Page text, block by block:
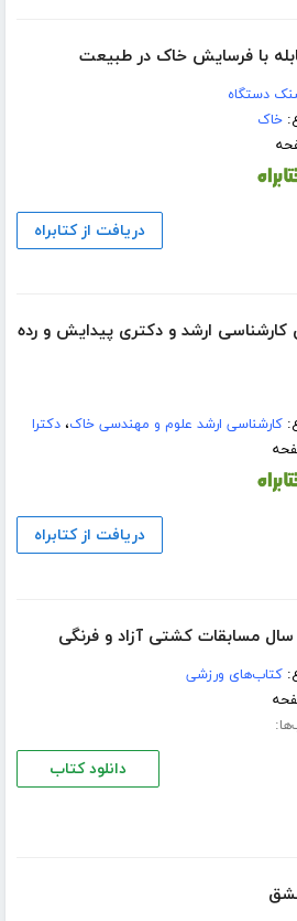
با فرسایش خاک در طبیعت
دستگاه
خاک
دریافت از کتابراه
کارشناسی ارشد و دکتری پیدایش و رده
کارشناسی ارشد علوم و مهندسی خاک،دکترا
دریافت از کتابراه
مسابقات کشتی آزاد و فرنگی
کتاب‌های ورزشی
دانلود کتاب